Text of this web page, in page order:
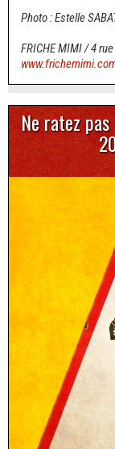
Photo : Estelle
FRICHE MIMI / 4
Ne ratez